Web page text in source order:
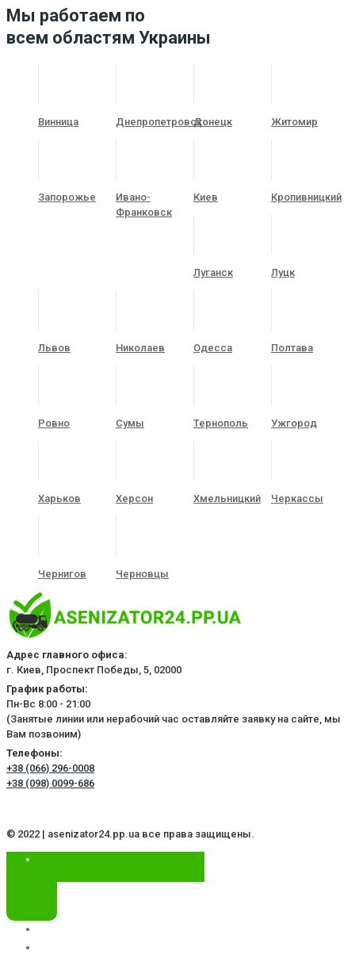
Мы работаем по
всем областям Украины
Винница ДнепропетровскДонецк Житомир
Запорожье
Ивано-
Франковск
Киев Кропивницкий
Луганск Луцк
Львов Николаев Одесса Полтава
Ровно Сумы Тернополь Ужгород
Харьков Херсон Хмельницкий Черкассы
Чернигов Черновцы
Адрес главного офиса:
г. Киев, Проспект Победы, 5, 02000
График работы:
Пн-Вс 8:00 - 21:00
(Занятые линии или нерабочий час оставляйте заявку на сайте, мы
Вам позвоним)
Телефоны:
+38 (066) 296-0008
+38 (098) 0099-686
© 2022 | asenizator24.pp.ua все права защищены.